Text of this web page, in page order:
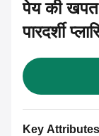
पेय की
पारदर्शी
Key Attributes